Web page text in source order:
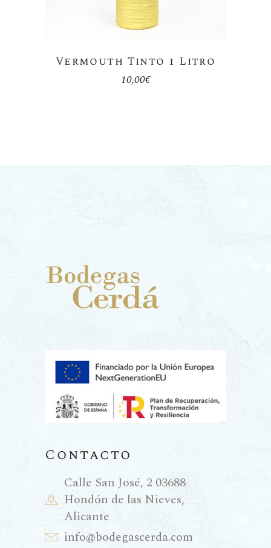
Vermouth Tinto 1 Litro
10,00€
Contacto
Calle San José, 2 03688
Hondón de las Nieves,
Alicante
info@bodegascerda.com